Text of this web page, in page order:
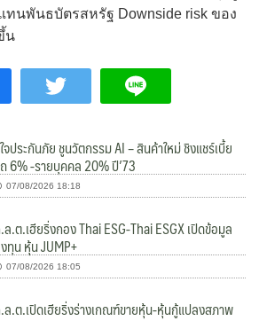
นพันธบัตรสหรัฐ Downside risk ของ
น
จประกันภัย ชูนวัตกรรม AI – สินค้าใหม่ ชิงแชร์เบี้ย
6% -รายบุคคล 20% ปี’73
07/08/2026 18:18
.ต.เฮียริ่งกอง Thai ESG-Thai ESGX เปิดข้อมูล
ทุน หุ้น JUMP+
07/08/2026 18:05
.ต.เปิดเฮียริ่งร่างเกณฑ์ขายหุ้น-หุ้นกู้แปลงสภาพ